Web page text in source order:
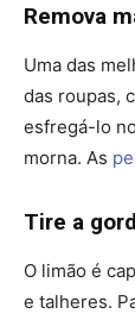
Remova
Uma das
das roupas,
esfregá-lo
morna. As
Tire a
O limão é
e talheres.